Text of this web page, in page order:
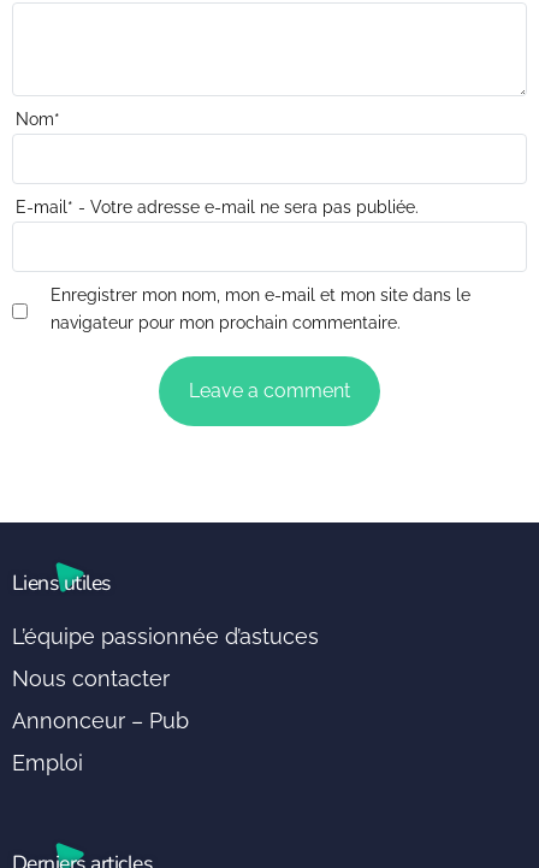
Nom*
E-mail* - Votre adresse e-mail ne sera pas publiée.
Enregistrer mon nom, mon e-mail et mon site dans le
navigateur pour mon prochain commentaire.
Liens utiles
L’équipe passionnée d’astuces
Nous contacter
Annonceur – Pub
Emploi